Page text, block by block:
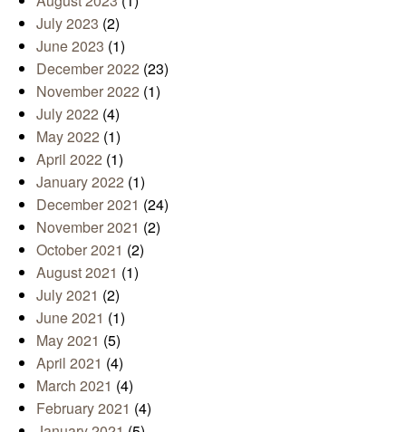
July 2023 (2)
June 2023 (1)
December 2022 (23)
November 2022 (1)
July 2022 (4)
May 2022 (1)
April 2022 (1)
January 2022 (1)
December 2021 (24)
November 2021 (2)
October 2021 (2)
August 2021 (1)
July 2021 (2)
June 2021 (1)
May 2021 (5)
April 2021 (4)
March 2021 (4)
February 2021 (4)